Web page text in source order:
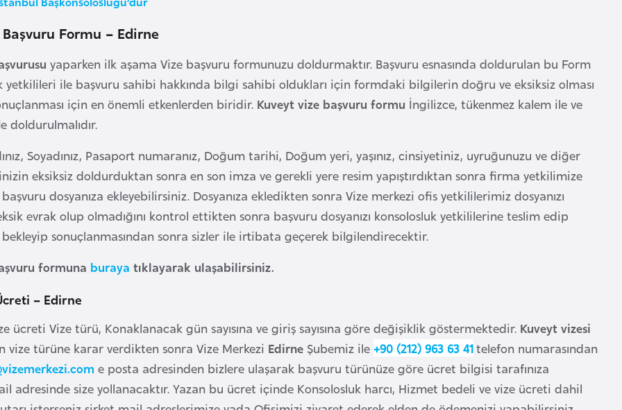
Formu – Edirne
yaparken ilk aşama Vize başvuru formunuzu doldurmaktır. Başvuru esnasında doldurulan bu Form
yetkilileri ile başvuru sahibi hakkında bilgi sahibi oldukları için formdaki bilgilerin doğru ve eksiksiz olması
için en önemli etkenlerden biridir. Kuveyt vize başvuru formu İngilizce, tükenmez kalem ile ve
doldurulmalıdır.
Soyadınız, Pasaport numaranız, Doğum tarihi, Doğum yeri, yaşınız, cinsiyetiniz, uyruğunuzu ve diğer
eksiksiz doldurduktan sonra en son imza ve gerekli yere resim yapıştırdıktan sonra firma yetkilimize
dosyanıza ekleyebilirsiniz. Dosyanıza ekledikten sonra Vize merkezi ofis yetkililerimiz dosyanızı
evrak olup olmadığını kontrol ettikten sonra başvuru dosyanızı konsolosluk yetkililerine teslim edip
bekleyip sonuçlanmasından sonra sizler ile irtibata geçerek bilgilendirecektir.
formuna buraya tıklayarak ulaşabilirsiniz.
– Edirne
ücreti Vize türü, Konaklanacak gün sayısına ve giriş sayısına göre değişiklik göstermektedir. Kuveyt vizesi
vize türüne karar verdikten sonra Vize Merkezi Edirne Şubemiz ile +90 (212) 963 63 41telefon numarasından
e posta adresinden bizlere ulaşarak başvuru türünüze göre ücret bilgisi tarafınıza
adresinde size yollanacaktır. Yazan bu ücret içinde Konsolosluk harcı, Hizmet bedeli ve vize ücreti dahil